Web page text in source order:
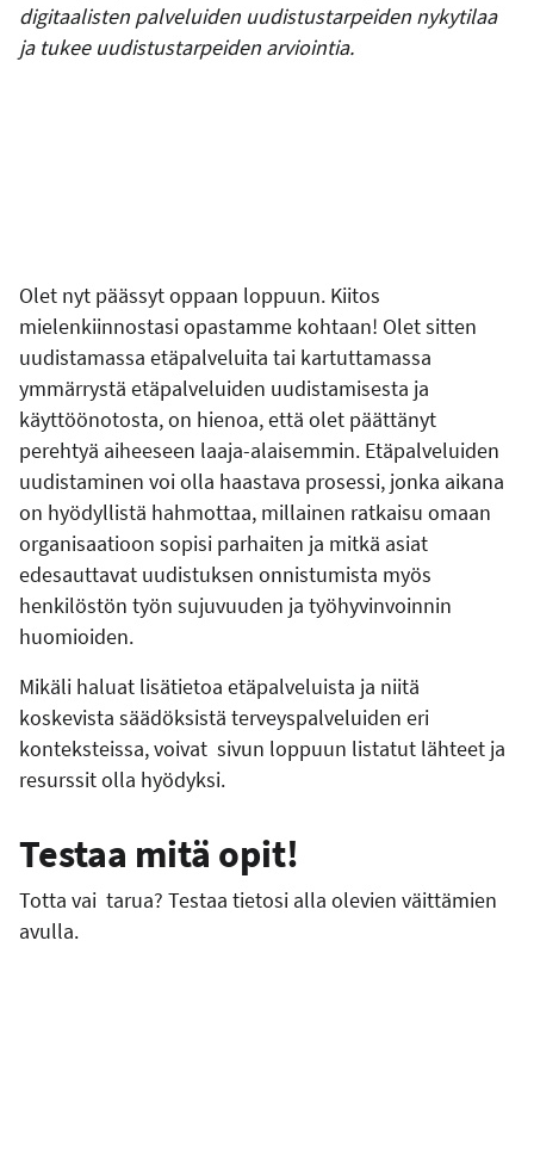
digitaalisten palveluiden uudistustarpeiden nykytilaa
ja tukee uudistustarpeiden arviointia.
Olet nyt päässyt oppaan loppuun. Kiitos
mielenkiinnostasi opastamme kohtaan! Olet sitten
uudistamassa etäpalveluita tai kartuttamassa
ymmärrystä etäpalveluiden uudistamisesta ja
käyttöönotosta, on hienoa, että olet päättänyt
perehtyä aiheeseen laaja-alaisemmin. Etäpalveluiden
uudistaminen voi olla haastava prosessi, jonka aikana
on hyödyllistä hahmottaa, millainen ratkaisu omaan
organisaatioon sopisi parhaiten ja mitkä asiat
edesauttavat uudistuksen onnistumista myös
henkilöstön työn sujuvuuden ja työhyvinvoinnin
huomioiden.
Mikäli haluat lisätietoa etäpalveluista ja niitä
koskevista säädöksistä terveyspalveluiden eri
konteksteissa, voivat sivun loppuun listatut lähteet ja
resurssit olla hyödyksi.
Testaa mitä opit!
Totta vai tarua? Testaa tietosi alla olevien väittämien
avulla.